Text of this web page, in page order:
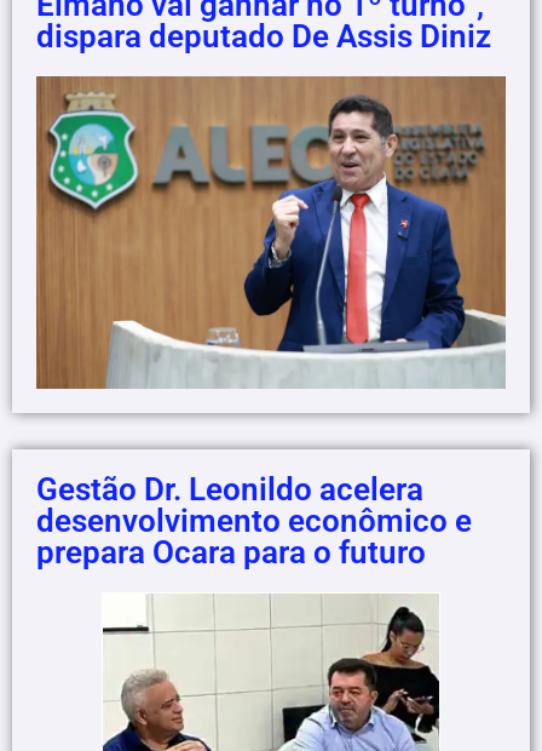
dispara deputado De Assis Diniz
Gestão Dr. Leonildo acelera
desenvolvimento econômico e
prepara Ocara para o futuro